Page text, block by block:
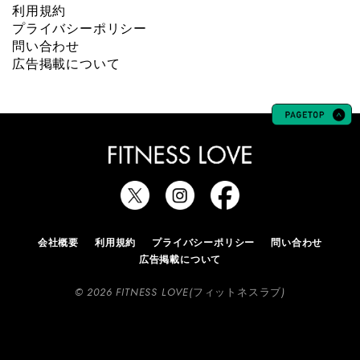
利用規約
プライバシーポリシー
問い合わせ
広告掲載について
会社概要 利用規約 プライバシーポリシー
問い合わせ
広告掲載について
© 2026 FITNESS LOVE(フィットネスラブ)